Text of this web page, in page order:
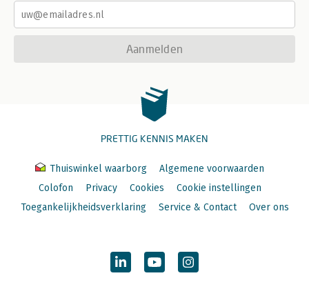
Aanmelden
PRETTIG KENNIS MAKEN
Thuiswinkel waarborg
Algemene voorwaarden
Colofon
Privacy Cookies
Cookie instellingen
Toegankelijkheidsverklaring
Service & Contact Over ons